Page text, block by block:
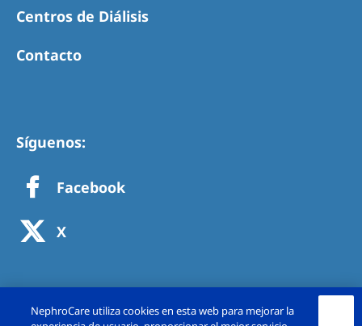
Centros de Diálisis
Contacto
Síguenos:
Facebook
X
NephroCare utiliza cookies en esta web para mejorar la